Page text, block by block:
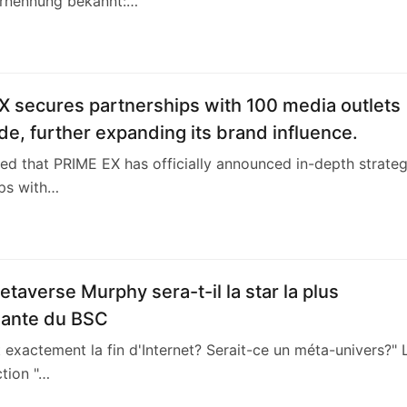
secures partnerships with 100 media outlets
further expanding its brand influence.
that PRIME EX has officially announced in-depth
with…
Murphy sera-t-il la star la plus
du BSC
exactement la fin d'Internet? Serait-ce un méta-univers?"
"…